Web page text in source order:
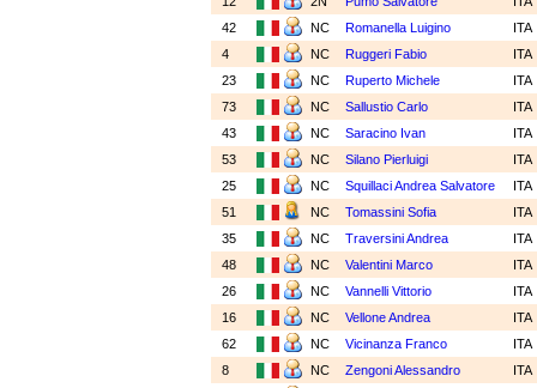
42
NC Romanella Luigino
ITA
4
NC Ruggeri Fabio
ITA
23
NC Ruperto Michele
ITA
73
NC Sallustio Carlo
ITA
43
NC Saracino Ivan
ITA
53
NC Silano Pierluigi
ITA
25
NC Squillaci Andrea Salvatore
ITA
51
NC Tomassini Sofia
ITA
35
NC Traversini Andrea
ITA
48
NC Valentini Marco
ITA
26
NC Vannelli Vittorio
ITA
16
NC Vellone Andrea
ITA
62
NC Vicinanza Franco
ITA
8
NC Zengoni Alessandro
ITA